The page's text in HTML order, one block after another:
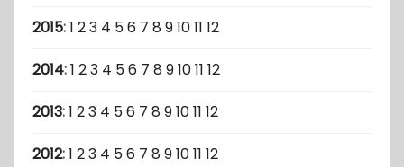
2015:1 23 4 56 7 8 91011 12
2014:1 23 4 56 7 8 91011 12
2013:1 23 4 56 7 8 91011 12
2012:1 23 4 56 7 8 91011 12